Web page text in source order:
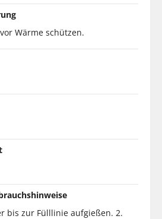
Wärme schützen.
bis zur Fülllinie aufgießen. 2.